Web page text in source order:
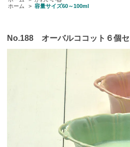
ホーム
> 容量サイズ60～100ml
No.188 オーバルココット６個